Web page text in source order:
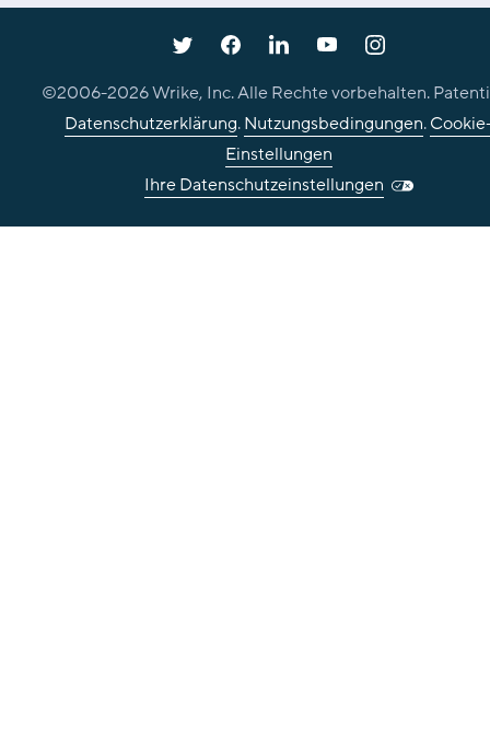
©2006-2026Wrike, Inc. Alle Rechte vorbehalten.
Datenschutzerklärung.Nutzungsbedingungen.
Einstellungen
Ihre Datenschutzeinstellungen